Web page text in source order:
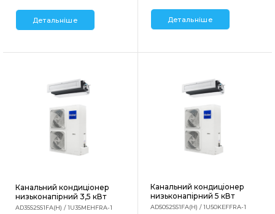
Детальніше Детальніше
Канальний кондиціонер
низьконапірний 3,5 кВт
AD35S2SS1FA(H) / 1U35MEHFRA-1
Канальний кондиціонер
низьконапірний 5 кВт
AD50S2SS1FA(H) / 1U50KEFFRA-1